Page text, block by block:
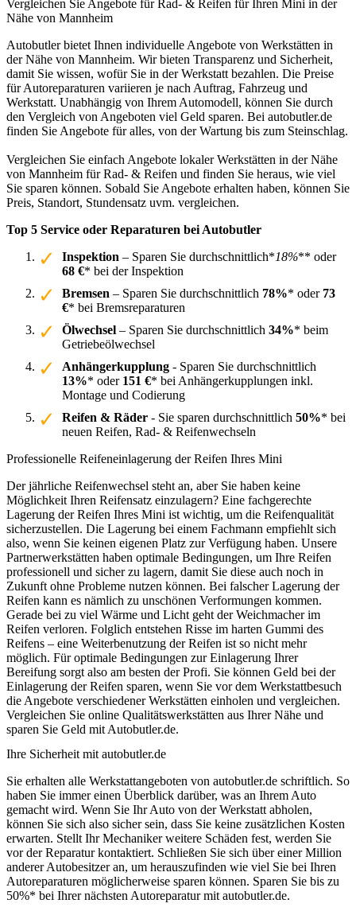
Vergleichen Sie Angebote für Rad- & Reifen für Ihren Mini in der
Nähe von Mannheim
Autobutler bietet Ihnen individuelle Angebote von Werkstätten in
der Nähe von Mannheim. Wir bieten Transparenz und Sicherheit,
damit Sie wissen, wofür Sie in der Werkstatt bezahlen. Die Preise
für Autoreparaturen variieren je nach Auftrag, Fahrzeug und
Werkstatt. Unabhängig von Ihrem Automodell, können Sie durch
den Vergleich von Angeboten viel Geld sparen. Bei autobutler.de
finden Sie Angebote für alles, von der Wartung bis zum Steinschlag.
Vergleichen Sie einfach Angebote lokaler Werkstätten in der Nähe
von Mannheim für Rad- & Reifen und finden Sie heraus, wie viel
Sie sparen können. Sobald Sie Angebote erhalten haben, können Sie
Preis, Standort, Stundensatz uvm. vergleichen.
Top 5 Service oder Reparaturen bei Autobutler
Inspektion – Sparen Sie durchschnittlich*18%** oder
68 €* bei der Inspektion
Bremsen – Sparen Sie durchschnittlich 78%* oder 73
€* bei Bremsreparaturen
Ölwechsel – Sparen Sie durchschnittlich 34%* beim
Getriebeölwechsel
Anhängerkupplung - Sparen Sie durchschnittlich
13%* oder 151 €* bei Anhängerkupplungen inkl.
Montage und Codierung
Reifen & Räder - Sie sparen durchschnittlich 50%* bei
neuen Reifen, Rad- & Reifenwechseln
Professionelle Reifeneinlagerung der Reifen Ihres Mini
Der jährliche Reifenwechsel steht an, aber Sie haben keine
Möglichkeit Ihren Reifensatz einzulagern? Eine fachgerechte
Lagerung der Reifen Ihres Mini ist wichtig, um die Reifenqualität
sicherzustellen. Die Lagerung bei einem Fachmann empfiehlt sich
also, wenn Sie keinen eigenen Platz zur Verfügung haben. Unsere
Partnerwerkstätten haben optimale Bedingungen, um Ihre Reifen
professionell und sicher zu lagern, damit Sie diese auch noch in
Zukunft ohne Probleme nutzen können. Bei falscher Lagerung der
Reifen kann es nämlich zu unschönen Verformungen kommen.
Gerade bei zu viel Wärme und Licht geht der Weichmacher im
Reifen verloren. Folglich entstehen Risse im harten Gummi des
Reifens – eine Weiterbenutzung der Reifen ist so nicht mehr
möglich. Für optimale Bedingungen zur Einlagerung Ihrer
Bereifung sorgt also am besten der Profi. Sie können Geld bei der
Einlagerung der Reifen sparen, wenn Sie vor dem Werkstattbesuch
die Angebote verschiedener Werkstätten einholen und vergleichen.
Vergleichen Sie online Qualitätswerkstätten aus Ihrer Nähe und
sparen Sie Geld mit Autobutler.de.
Ihre Sicherheit mit autobutler.de
Sie erhalten alle Werkstattangeboten von autobutler.de schriftlich. So
haben Sie immer einen Überblick darüber, was an Ihrem Auto
gemacht wird. Wenn Sie Ihr Auto von der Werkstatt abholen,
können Sie sich also sicher sein, dass Sie keine zusätzlichen Kosten
erwarten. Stellt Ihr Mechaniker weitere Schäden fest, werden Sie
vor der Reparatur kontaktiert. Schließen Sie sich über einer Million
anderer Autobesitzer an, um herauszufinden wie viel Sie bei Ihren
Autoreparaturen möglicherweise sparen können. Sparen Sie bis zu
50%* bei Ihrer nächsten Autoreparatur mit autobutler.de.